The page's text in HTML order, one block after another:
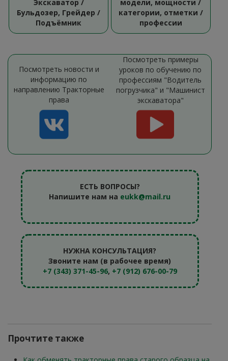
Экскаватор /
Бульдозер, Грейдер /
Подъёмник
модели, мощности /
категории, отметки /
профессии
Посмотреть новости и
информацию по
направлению Тракторные
права
Посмотреть примеры
уроков по обучению по
профессиям "Водитель
погрузчика" и "Машинист
экскаватора"
ЕСТЬ ВОПРОСЫ?
Напишите нам на eukk@mail.ru
НУЖНА КОНСУЛЬТАЦИЯ?
Звоните нам (в рабочее время)
+7 (343) 371-45-96, +7 (912) 676-00-79
Прочтите также